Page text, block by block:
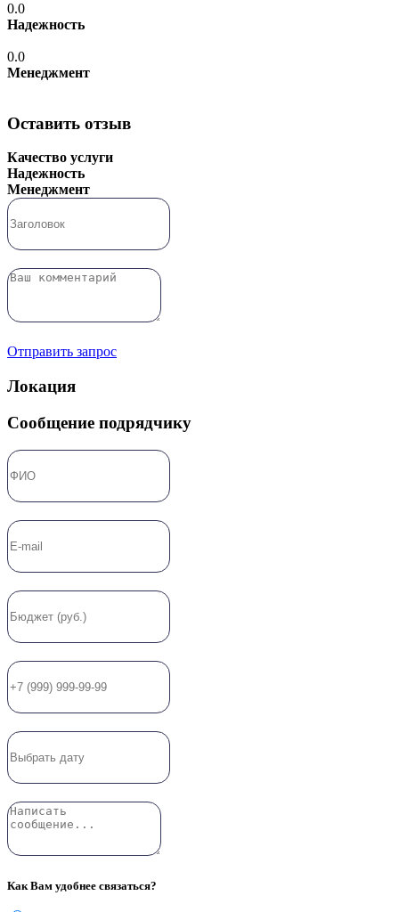
0.0
Надежность
0.0
Менеджмент
Оставить отзыв
Качество услуги
Надежность
Менеджмент
Отправить запрос
Локация
Сообщение подрядчику
Как Вам удобнее связаться?